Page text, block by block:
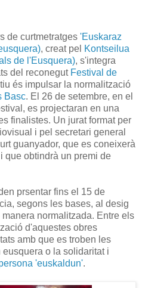
de curtmetratges 'Euskaraz
, creat pel Kontseilua
de l'Eusquera), s'integra
del reconegut Festival de
és impulsar la normalització
Basc. El 26 de setembre, en el
es projectaran en una
finalistes. Un jurat format per
i pel secretari general
guanyador, que es coneixerà
que obtindrà un premi de
prsentar fins el 15 de
segons les bases, al desig
normalitzada. Entre els
d'aquestes obres
amb que es troben les
o la solidaritat i
'euskaldun'.